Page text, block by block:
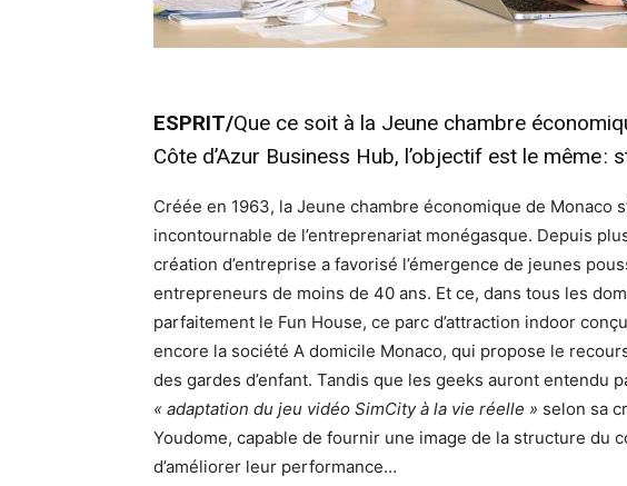
ESPRIT/Que ce soit à la Jeune chambre
Côte d’Azur Business Hub, l’objectif est le même :
Créée en 1963, la Jeune chambre économique de Monaco
incontournable de l’entreprenariat monégasque. Depuis
création d’entreprise a favorisé l’émergence de jeunes
entrepreneurs de moins de 40 ans. Et ce, dans tous les
parfaitement le Fun House, ce parc d’attraction indoor
encore la société A domicile Monaco, qui propose le
des gardes d’enfant. Tandis que les geeks auront entendu
« adaptation du jeu vidéo SimCity à la vie réelle » selon sa
Youdome, capable de fournir une image de la structure du
d’améliorer leur performance…